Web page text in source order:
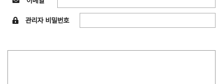
관리자 비밀번호